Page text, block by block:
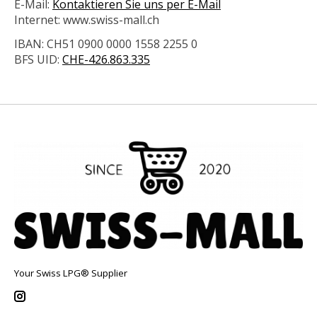
E-Mail: Kontaktieren Sie uns per E-Mail
Internet: www.swiss-mall.ch
IBAN: CH51 0900 0000 1558 2255 0
BFS UID: CHE-426.863.335
Your Swiss LPG® Supplier